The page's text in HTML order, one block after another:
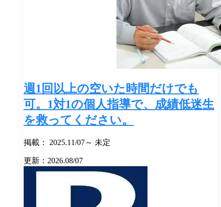
週1回以上の空いた時間だけでも
可。1対1の個人指導で、成績低迷生
を救ってください。
掲載： 2025.11/07～ 未定
更新：2026.08/07